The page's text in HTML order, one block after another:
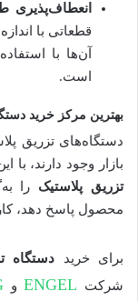
انعطاف‌پذیری
قطعاتی با
آن‌ها با
است.
بهترین مرکز خرید
دستگاه‌های تزریق
بازار وجود دارند، با
تزریق پلاستیک را
محصول پاسخ دهد،
برای خرید دستگاه
شرکت ENGELو